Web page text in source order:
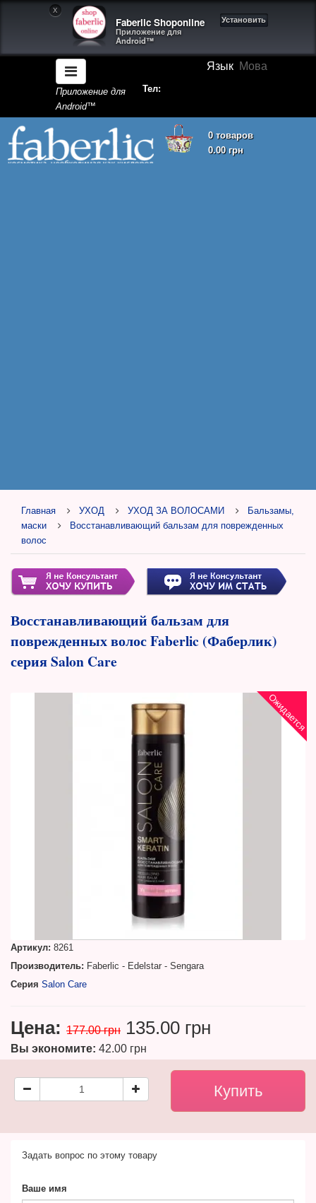
X
Faberlic Shoponline
Приложение для
Android™
Установить
Язык Мова
Приложение для
Android™
Тел:
0 товаров
0.00 грн
Корзина покупок пуста!
Главная УХОД УХОД ЗА ВОЛОСАМИ
Бальзамы,
маски
Восстанавливающий бальзам для поврежденных
волос
Восстанавливающий бальзам для
поврежденных волос Faberlic (Фаберлик)
серия Salon Care
Ожидается
Артикул: 8261
Производитель: Faberlic - Edelstar - Sengara
Серия Salon Care
Цена: 177.00 грн 135.00 грн
Вы экономите: 42.00 грн
Задать вопрос по этому товару
Ваше имя